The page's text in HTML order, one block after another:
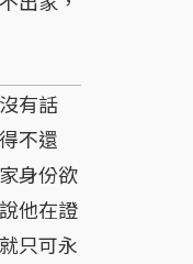
有話
不還
身份欲
他在證
只可永